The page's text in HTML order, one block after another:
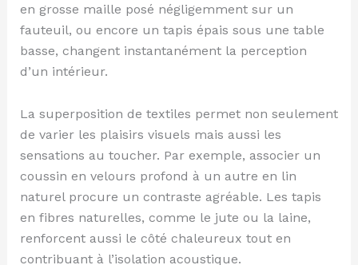
en grosse maille posé négligemment sur un
fauteuil, ou encore un tapis épais sous une table
basse, changent instantanément la perception
d’un intérieur.
La superposition de textiles permet non seulement
de varier les plaisirs visuels mais aussi les
sensations au toucher. Par exemple, associer un
coussin en velours profond à un autre en lin
naturel procure un contraste agréable. Les tapis
en fibres naturelles, comme le jute ou la laine,
renforcent aussi le côté chaleureux tout en
contribuant à l’isolation acoustique.